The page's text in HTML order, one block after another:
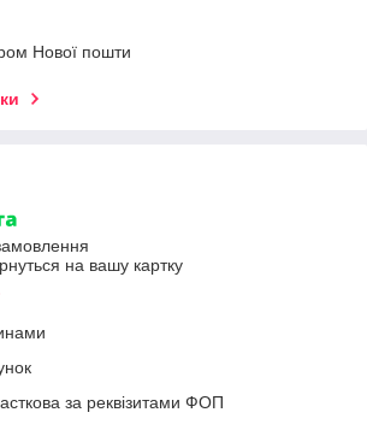
Нової пошти
на вашу картку
за реквізитами ФОП